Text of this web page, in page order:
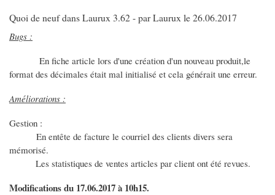
Quoi de neuf dans Laurux 3.62 - par Laurux le 26.06.2017
Bugs :
En fiche article lors d'une création d'un nouveau produit,le
format des décimales était mal initialisé et cela générait une erreur.
Améliorations :
Gestion :
En entête de facture le courriel des clients divers sera
mémorisé.
Les statistiques de ventes articles par client ont été revues.
Modifications du 17.06.2017 à 10h15.